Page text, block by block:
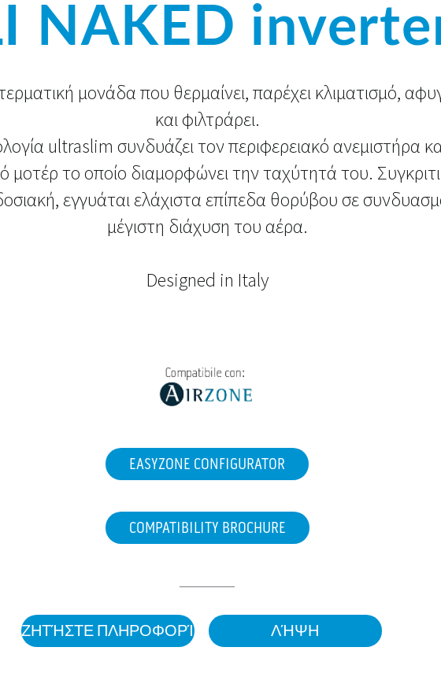
NAKED
μονάδα που θερμαίνει, παρέχει κλιματισμό,
και φιλτράρει.
ultraslim συνδυάζει τον περιφερειακό ανεμιστήρα
μοτέρ το οποίο διαμορφώνει την ταχύτητά του.
εγγυάται ελάχιστα επίπεδα θορύβου σε
μέγιστη διάχυση του αέρα.
Designed in Italy
EASYZONE CONFIGURATOR
COMPATIBILITY BROCHURE
ΖΗΤΉΣΤΕ ΠΛΗΡΟΦΟΡΊΕΣ ΛΉΨΗ